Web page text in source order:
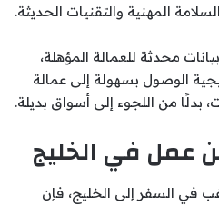
المهنية والتقنيات الحديثة.
محدثة للعمالة المؤهلة،
الوصول بسهولة إلى عمالة
بدلًا من اللجوء إلى أسواق بديلة.
عمل في الخليج
في السفر إلى الخليج، فإن